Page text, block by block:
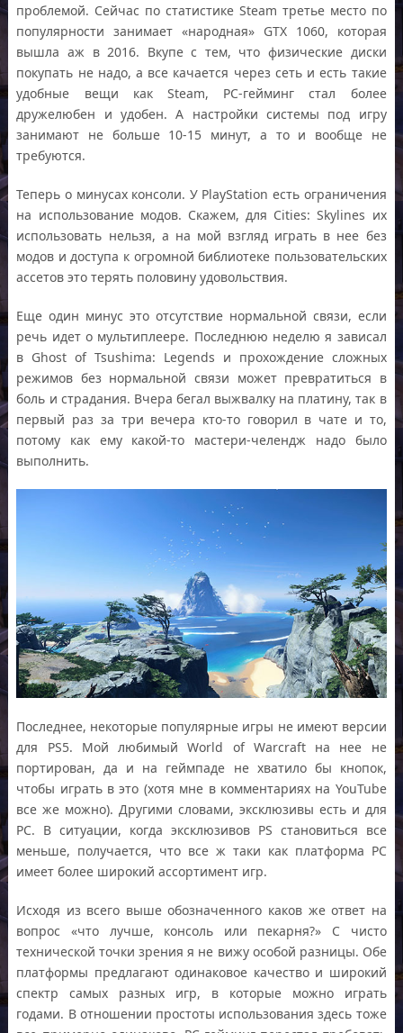
проблемой. Сейчас по статистике Steam третье место по
популярности занимает «народная» GTX 1060, которая
вышла аж в 2016. Вкупе с тем, что физические диски
покупать не надо, а все качается через сеть и есть такие
удобные вещи как Steam, PC-гейминг стал более
дружелюбен и удобен. А настройки системы под игру
занимают не больше 10-15 минут, а то и вообще не
требуются.
Теперь о минусах консоли. У PlayStation есть ограничения
на использование модов. Скажем, для Cities: Skylines их
использовать нельзя, а на мой взгляд играть в нее без
модов и доступа к огромной библиотеке пользовательских
ассетов это терять половину удовольствия.
Еще один минус это отсутствие нормальной связи, если
речь идет о мультиплеере. Последнюю неделю я зависал
в Ghost of Tsushima: Legends и прохождение сложных
режимов без нормальной связи может превратиться в
боль и страдания. Вчера бегал выжвалку на платину, так в
первый раз за три вечера кто-то говорил в чате и то,
потому как ему какой-то мастери-челендж надо было
выполнить.
Последнее, некоторые популярные игры не имеют версии
для PS5. Мой любимый World of Warcraft на нее не
портирован, да и на геймпаде не хватило бы кнопок,
чтобы играть в это (хотя мне в комментариях на YouTube
все же можно). Другими словами, эксклюзивы есть и для
PC. В ситуации, когда эксклюзивов PS становиться все
меньше, получается, что все ж таки как платформа PC
имеет более широкий ассортимент игр.
Исходя из всего выше обозначенного каков же ответ на
вопрос «что лучше, консоль или пекарня?» С чисто
технической точки зрения я не вижу особой разницы. Обе
платформы предлагают одинаковое качество и широкий
спектр самых разных игр, в которые можно играть
годами. В отношении простоты использования здесь тоже